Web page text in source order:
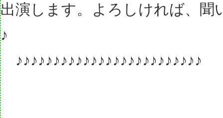
出演します。よろしければ、聞
♪
♪♪♪♪♪♪♪♪♪♪♪♪♪♪♪♪♪♪♪♪♪♪♪♪♪